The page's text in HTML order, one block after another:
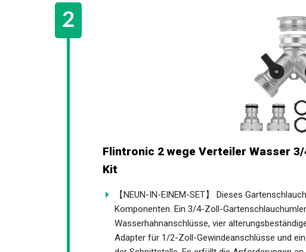
Flintronic 2 wege Verteiler Wasser
Kit
【NEUN-IN-EINEM-SET】 Dieses
Komponenten. Ein 3/4-Zoll-
Wasserhahnanschlüsse, vier
Adapter für 1/2-Zoll-Gewindeanschlüsse und